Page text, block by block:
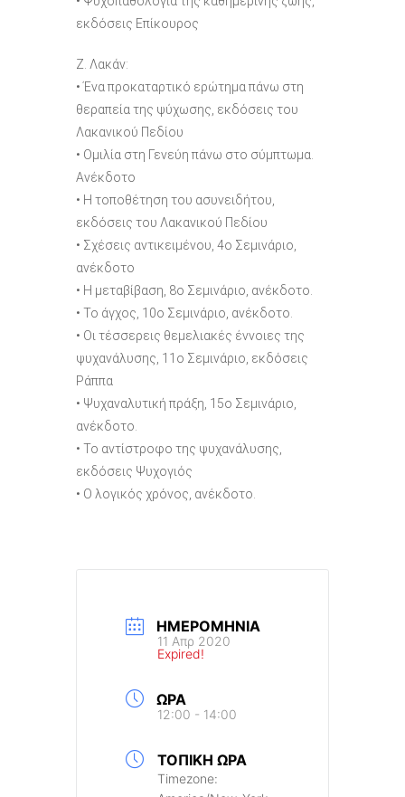
εκδόσεις Επίκουρος
Ζ. Λακάν:
• Ένα προκαταρτικό ερώτημα πάνω στη
θεραπεία της ψύχωσης, εκδόσεις του
Λακανικού Πεδίου
• Ομιλία στη Γενεύη πάνω στο σύμπτωμα.
Ανέκδοτο
• Η τοποθέτηση του ασυνειδήτου,
εκδόσεις του Λακανικού Πεδίου
• Σχέσεις αντικειμένου, 4ο Σεμινάριο,
ανέκδοτο
• Η μεταβίβαση, 8ο Σεμινάριο, ανέκδοτο.
• Το άγχος, 10ο Σεμινάριο, ανέκδοτο.
• Οι τέσσερεις θεμελιακές έννοιες της
ψυχανάλυσης, 11ο Σεμινάριο, εκδόσεις
Ράππα
• Ψυχαναλυτική πράξη, 15ο Σεμινάριο,
ανέκδοτο.
• Το αντίστροφο της ψυχανάλυσης,
εκδόσεις Ψυχογιός
• Ο λογικός χρόνος, ανέκδοτο.
ΗΜΕΡΟΜΗΝΊΑ
11 Απρ 2020
Expired!
ΏΡΑ
12:00 - 14:00
ΤΟΠΙΚΉ ΏΡΑ
Timezone: